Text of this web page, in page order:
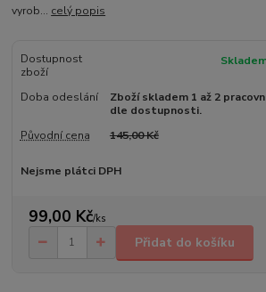
vyrob... celý popis
Dostupnost
zboží
Doba odeslání
Zboží skladem 1 až 2
dle dostupnosti.
Původní cena
145,00 Kč
Nejsme plátci DPH
99,00 Kč/ks
Přidat do košíku